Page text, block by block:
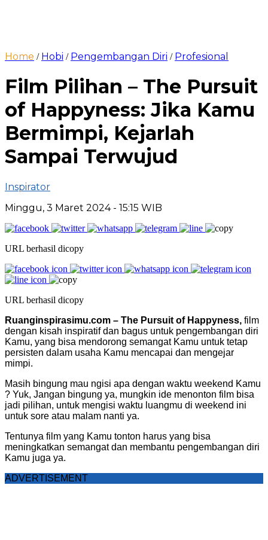
Home / Hobi / Pengembangan Diri / Profesional
Film Pilihan – The Pursuit
of Happyness: Jika Kamu
Bermimpi, Kejarlah
Sampai Terwujud
Inspirator
Minggu, 3 Maret 2024 - 15:15 WIB
URL berhasil dicopy
URL berhasil dicopy
Ruanginspirasimu.com – The Pursuit of Happyness, film
dengan kisah inspiratif dan bagus untuk pengembangan diri
Kamu, yang bisa mendorong semangat Kamu untuk tetap
persisten dalam usaha Kamu mencapai dan mengejar
mimpi.
Masih bingung mau ngisi apa dengan waktu weekend Kamu
? Yuk, Jangan bingung ya, mungkin ide menonton film bisa
jadi pilihan, untuk mengisi waktu luangmu di weekend ini
untuk sore atau malam nanti ya.
Tentunya film yang Kamu tonton harus yang bisa
meningkatkan semangat dan membantu pengembangan diri
Kamu juga ya.
ADVERTISEMENT